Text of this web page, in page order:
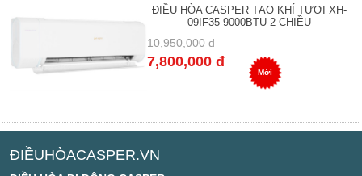
ĐIỀU HÒA CASPER TẠO KHÍ TƯƠI XH-
09IF35 9000BTU 2 CHIỀU
10,950,000 đ
7,800,000 đ
Mới
ĐIỀUHÒACASPER.VN